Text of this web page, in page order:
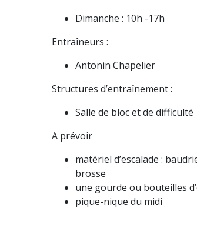
Dimanche : 10h -17h
Entraîneurs :
Antonin Chapelier
Structures d’entraînement :
Salle de bloc et de difficulté
A prévoir
matériel d’escalade :
brosse
une gourde ou bouteilles
pique-nique du midi